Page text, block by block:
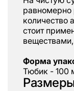
равномерно
количество
стоит
Форма
Тюбик - 100